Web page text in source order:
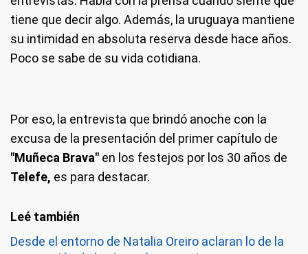
tiene que decir algo. Además, la uruguaya mantiene
su intimidad en absoluta reserva desde hace años.
Poco se sabe de su vida cotidiana.
Por eso, la entrevista que brindó anoche con la
excusa de la presentación del primer capítulo de
"Muñeca Brava" en los festejos por los 30 años de
Telefe, es para destacar.
Desde el entorno de Natalia Oreiro aclaran lo de la